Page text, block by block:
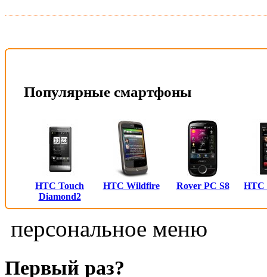
Популярные смартфоны
HTC Touch
Diamond2
HTC Wildfire Rover PC S8 HTC
персональное меню
Первый раз?